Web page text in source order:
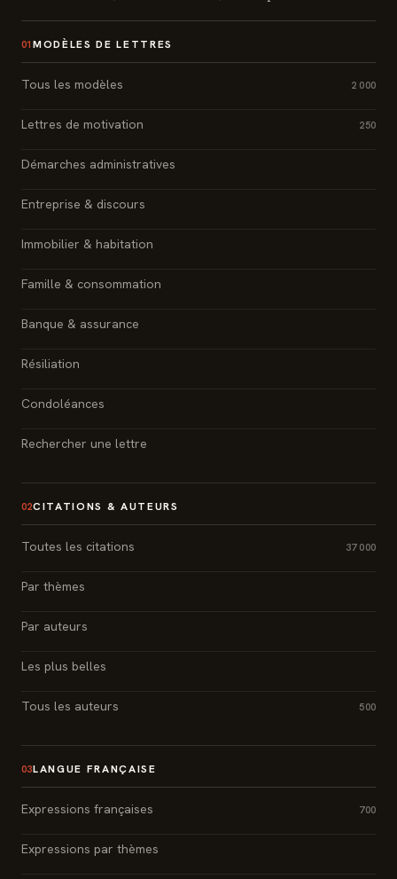
01 MODÈLES DE LETTRES
Tous les modèles 2 000
Lettres de motivation 250
Démarches administratives
Entreprise & discours
Immobilier & habitation
Famille & consommation
Banque & assurance
Résiliation
Condoléances
Rechercher une lettre
02CITATIONS & AUTEURS
Toutes les citations 37 000
Par thèmes
Par auteurs
Les plus belles
Tous les auteurs 500
03LANGUE FRANÇAISE
Expressions françaises 700
Expressions par thèmes